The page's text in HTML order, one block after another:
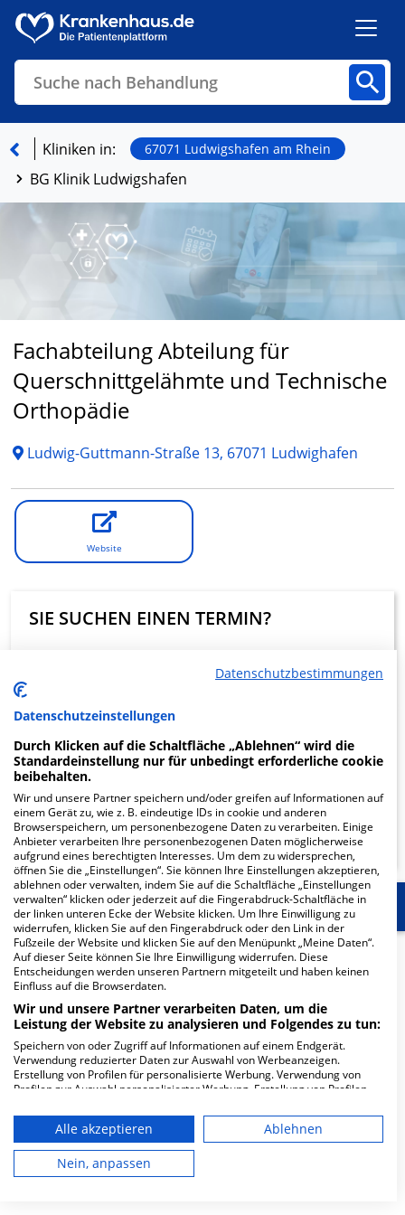
Suche nach Behandlung
Finden
Kliniken in: 67071 Ludwigshafen am Rhein
BG Klinik Ludwigshafen
Fachabteilung Abteilung für
Querschnittgelähmte und Technische
Orthopädie
Ludwig-Guttmann-Straße 13, 67071 Ludwighafen
Website
SIE SUCHEN EINEN TERMIN?
KLINIKEN FINDEN
Start Für die Klinik Weitere Fachabteilungen
Herzlich Willkommen
BG Klinik Ludwigshafen in der Ludwig-Guttmann-Straße
13 ist ein kleines Krankenhaus in Ludwighafen. Mit einer
Kapazität von 324 Betten werden in den spezialisierten
Fachabteilungen pro Jahr etwa 9.982 medizinische Fälle
behandelt und therapiert.
Weiterlesen
Besuchszeiten
Datenschutzbestimmungen
Datenschutzeinstellungen
Durch Klicken auf die Schaltfläche „Ablehnen“ wird die
Standardeinstellung nur für unbedingt erforderliche cookie
beibehalten.
Wir und unsere Partner speichern und/oder greifen auf Informationen auf
einem Gerät zu, wie z. B. eindeutige IDs in cookie und anderen
Browserspeichern, um personenbezogene Daten zu verarbeiten. Einige
Anbieter verarbeiten Ihre personenbezogenen Daten möglicherweise
aufgrund eines berechtigten Interesses. Um dem zu widersprechen,
öffnen Sie die „Einstellungen“. Sie können Ihre Einstellungen akzeptieren,
ablehnen oder verwalten, indem Sie auf die Schaltfläche „Einstellungen
verwalten“ klicken oder jederzeit auf die Fingerabdruck-Schaltfläche in
der linken unteren Ecke der Website klicken. Um Ihre Einwilligung zu
widerrufen, klicken Sie auf den Fingerabdruck oder den Link in der
Fußzeile der Website und klicken Sie auf den Menüpunkt „Meine Daten“.
Auf dieser Seite können Sie Ihre Einwilligung widerrufen. Diese
Entscheidungen werden unseren Partnern mitgeteilt und haben keinen
Einfluss auf die Browserdaten.
Wir und unsere Partner verarbeiten Daten, um die
Leistung der Website zu analysieren und Folgendes zu tun:
Speichern von oder Zugriff auf Informationen auf einem Endgerät.
Verwendung reduzierter Daten zur Auswahl von Werbeanzeigen.
Erstellung von Profilen für personalisierte Werbung. Verwendung von
Profilen zur Auswahl personalisierter Werbung. Erstellung von Profilen
personalisierter Inhalte. Messung der Werbeleistung. Messung der
Performance von Inhalten. Analyse von Zielgruppen durch Statistiken
oder Kombinationen von Daten aus verschiedenen Quellen. Entwicklung
und Verbesserung der Angebote. Verwendung reduzierter Daten zur
Auswahl von Inhalten.
Alle akzeptieren
Ablehnen
Nein, anpassen